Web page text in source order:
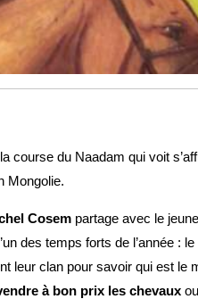
course du Naadam qui voit
Mongolie.
Cosem partage avec le
des temps forts de l’année : le
leur clan pour savoir qui est le
à bon prix les chevaux